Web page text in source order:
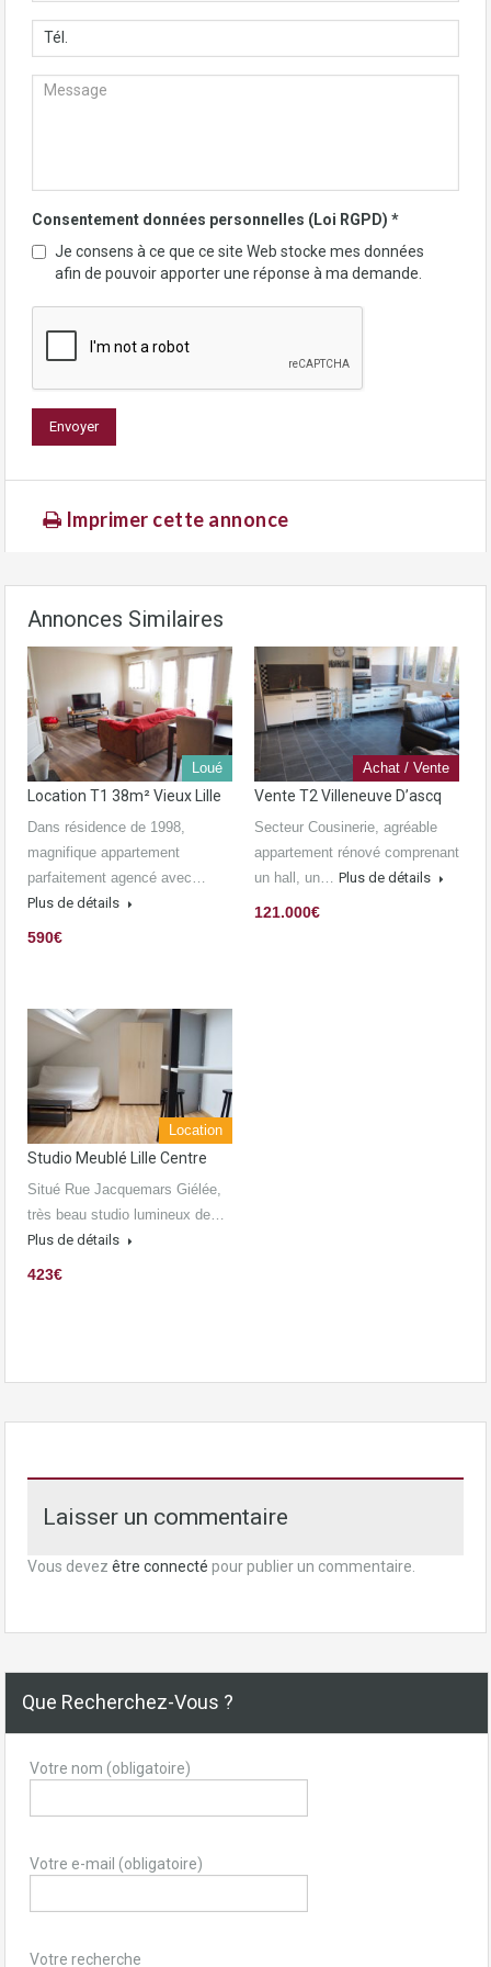
Consentement données personnelles (Loi RGPD) *
Je consens à ce que ce site Web stocke mes données
afin de pouvoir apporter une réponse à ma demande.
Imprimer cette annonce
Annonces Similaires
Loué
Location T1 38m² Vieux Lille
Dans résidence de 1998,
magnifique appartement
parfaitement agencé avec…
Plus de détails
590€
Achat / Vente
Vente T2 Villeneuve D’ascq
Secteur Cousinerie, agréable
appartement rénové comprenant
un hall, un… Plus de détails
121.000€
Location
Studio Meublé Lille Centre
Situé Rue Jacquemars Giélée,
très beau studio lumineux de…
Plus de détails
423€
Laisser un commentaire
Vous devez être connecté pour publier un commentaire.
Que Recherchez-Vous ?
Votre nom (obligatoire)
Votre e-mail (obligatoire)
Votre recherche